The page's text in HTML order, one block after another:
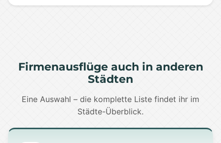
Firmenausflüge auch in anderen
Städten
Eine Auswahl – die komplette Liste findet ihr im
Städte-Überblick.